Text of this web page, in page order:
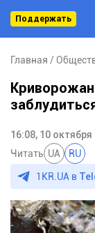
Поддержать
Главная
16:08, 10 октября
Читать UA RU
1KR.UA в